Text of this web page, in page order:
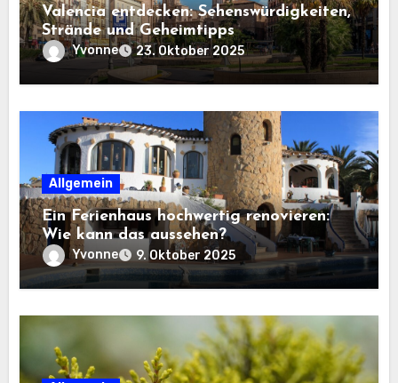
Valencia entdecken: Sehenswürdigkeiten,
Strände und Geheimtipps
Yvonne 23. Oktober 2025
Allgemein
Ein Ferienhaus hochwertig renovieren:
Wie kann das aussehen?
Yvonne 9. Oktober 2025